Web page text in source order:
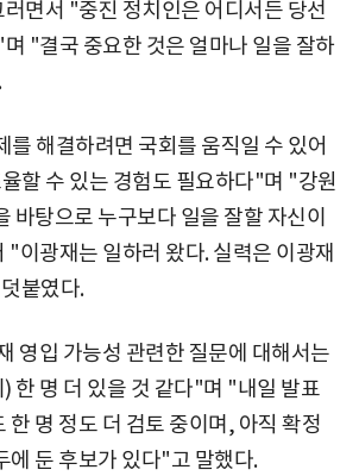
면서 "중진 정치인은 어디서든 당선
"결국 중요한 것은 얼마나 일을 잘하
를 해결하려면 국회를 움직일 수 있어
할 수 있는 경험도 필요하다"며 "강원
바탕으로 누구보다 일을 잘할 자신이
"이광재는 일하러 왔다. 실력은 이광재
붙였다.
영입 가능성 관련한 질문에 대해서는
한 명 더 있을 것 같다"며 "내일 발표
한 명 정도 더 검토 중이며, 아직 확정
에 둔 후보가 있다"고 말했다.